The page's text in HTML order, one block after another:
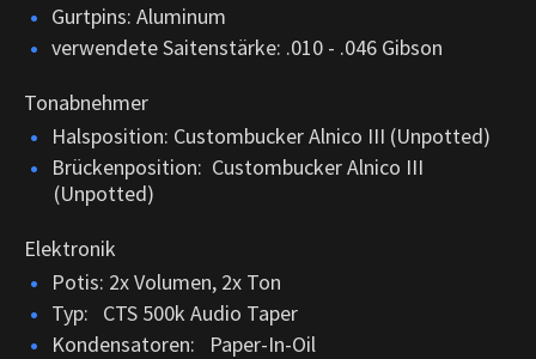
Gurtpins: Aluminum
verwendete Saitenstärke: .010 - .046 Gibson
Tonabnehmer
Halsposition: Custombucker Alnico III (Unpotted)
Brückenposition: Custombucker Alnico III
(Unpotted)
Elektronik
Potis: 2x Volumen, 2x Ton
Typ: CTS 500k Audio Taper
Kondensatoren: Paper-In-Oil